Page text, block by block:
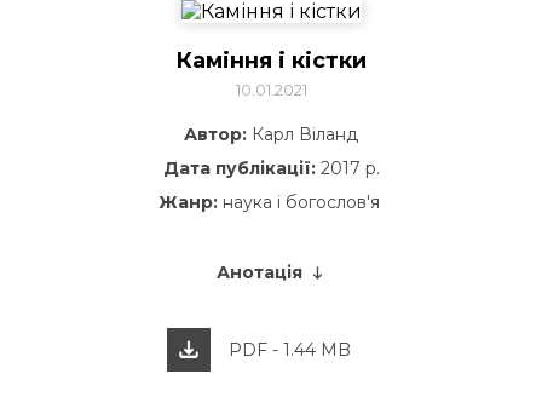
Каміння і кістки
10.01.2021
Автор: Карл Віланд
Дата публікації:2017 р.
Жанр:наука і богослов'я
Анотація
PDF - 1.44 MB